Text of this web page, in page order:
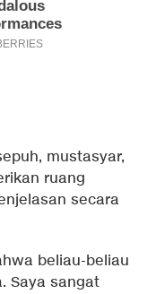
mustasyar,
ruang
secara
beliau-beliau
Saya sangat